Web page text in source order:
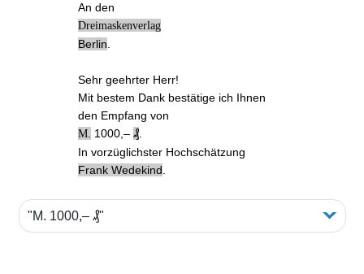
An den
Dreimaskenverlag
Berlin
Sehr geehrter Herr!
Mit bestem Dank bestätige ich Ihnen
den Empfang von
M 1000,‒₰
In vorzüglichster Hochschätzung
Frank Wedekind
"M. 1000,‒ ₰"